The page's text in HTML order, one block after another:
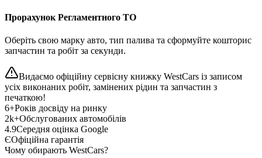
Прорахунок Регламентного ТО
Оберіть свою марку авто, тип палива та сформуйте кошторис
запчастин та робіт за секунди.
Видаємо офіційну сервісну книжку WestCars із записом
усіх виконаних робіт, замінених рідин та запчастин з
печаткою!
6+Років досвіду на ринку
2k+Обслугованих автомобілів
4.9Середня оцінка Google
ЄОфіційна гарантія
Чому обирають WestCars?